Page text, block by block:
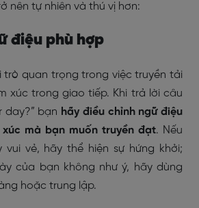
nên tự nhiên và thú vị hơn:
điệu phù hợp
trò quan trọng trong việc truyền tải
xúc trong giao tiếp. Khi trả lời câu
day?” bạn hãy điều chỉnh ngữ điệu
mà bạn muốn truyền đạt. Nếu
vẻ, hãy thể hiện sự hứng khởi;
của bạn không như ý, hãy dùng
hoặc trung lập.